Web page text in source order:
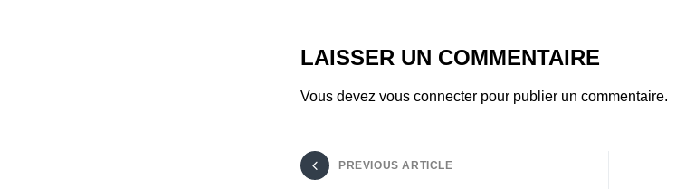
LAISSER UN COMMENTAIRE
Vous devez vous connecter pour publier un commentaire.
PREVIOUS ARTICLE